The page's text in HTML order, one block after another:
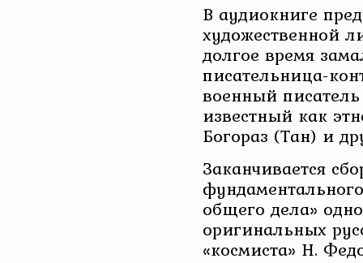
В аудиокниге
художественной
долгое время
писательница-
военный
известный как
Богораз (Тан) и
Заканчивается
общего дела»
оригинальных
«космиста» Н.